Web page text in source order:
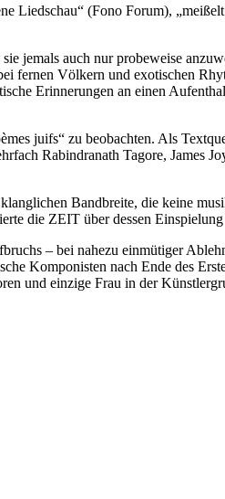
Liedschau“ (Fono Forum),
jemals auch nur probeweise
fernen Völkern und exotischen
Erinnerungen an einen
juifs“ zu beobachten. Als
Rabindranath Tagore, James
Bandbreite, die keine
die ZEIT über dessen
– bei nahezu einmütiger
Komponisten nach Ende des
und einzige Frau in der